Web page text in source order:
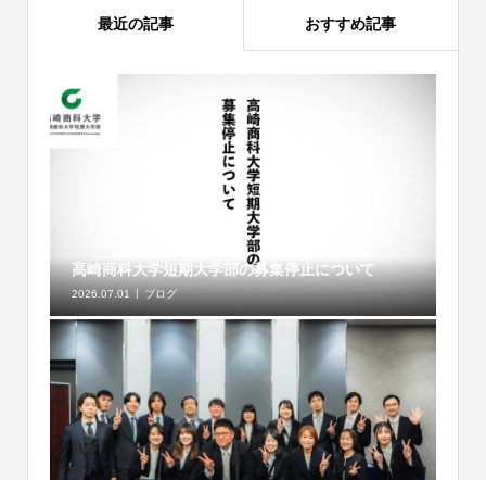
最近の記事 おすすめ記事
高崎商科大学短期大学部の募集停止について
2026.07.01 ブログ